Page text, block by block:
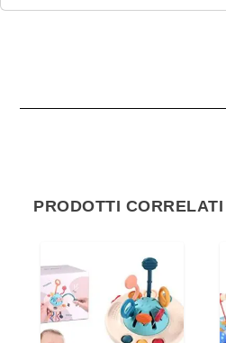
PRODOTTI CORRELATI